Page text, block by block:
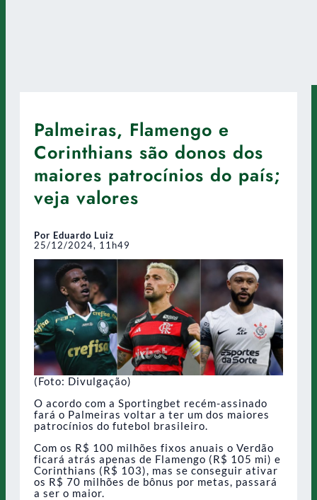
Palmeiras, Flamengo e
Corinthians são donos dos
maiores patrocínios do país;
veja valores
Por Eduardo Luiz
25/12/2024, 11h49
(Foto: Divulgação)
O acordo com a Sportingbet recém-assinado
fará o Palmeiras voltar a ter um dos maiores
patrocínios do futebol brasileiro.
Com os R$ 100 milhões fixos anuais o Verdão
ficará atrás apenas de Flamengo (R$ 105 mi) e
Corinthians (R$ 103), mas se conseguir ativar
os R$ 70 milhões de bônus por metas, passará
a ser o maior.